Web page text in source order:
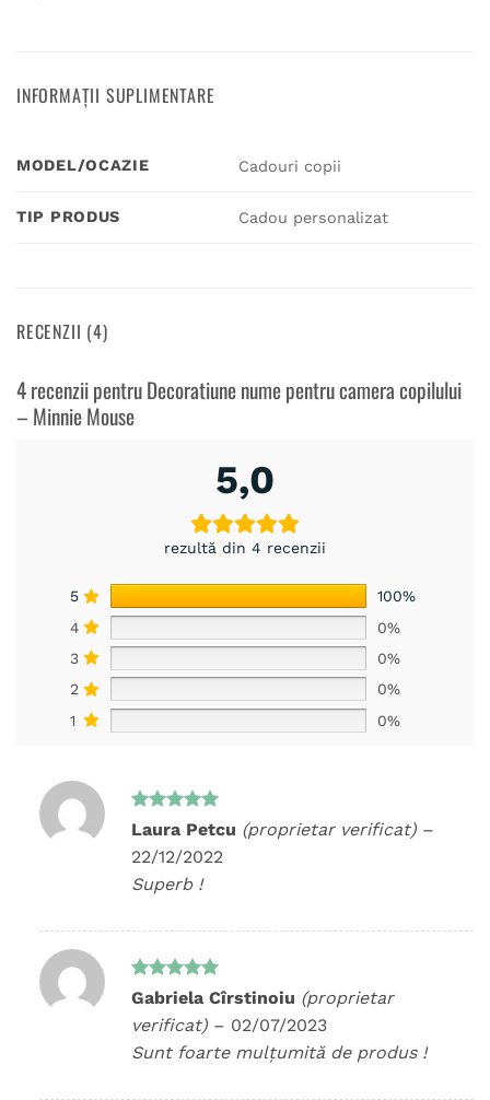
INFORMAȚII SUPLIMENTARE
MODEL/OCAZIE Cadouri copii
TIP PRODUS Cadou personalizat
RECENZII (4)
4 recenzii pentruDecoratiune nume pentru camera copilului
– Minnie Mouse
5,0
rezultă din 4 recenzii
5
100%
4
0%
3
0%
2
0%
1
0%
Evaluat la
din 5
Laura Petcu (proprietar verificat) –
22/12/2022
Superb !
Evaluat la
Gabriela Cîrstinoiu (proprietar
verificat) – 02/07/2023
Sunt foarte mulțumită de produs !